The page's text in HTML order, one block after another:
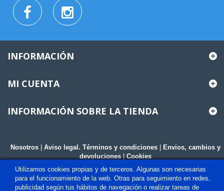
Utilizamos cookies propias y de terceros. Algunas son necesarias
para el funcionamiento de la web. Otras para seguimiento en redes,
publicidad según tus hábitos de navegación o realizar tareas de
INFORMACIÓN
MI CUENTA
INFORMACIÓN SOBRE LA TIENDA
Nosotros Aviso legal. Términos y condiciones
Envios, cambios y
devoluciones |Cookies